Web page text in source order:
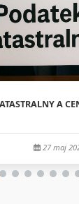
A
27 maj